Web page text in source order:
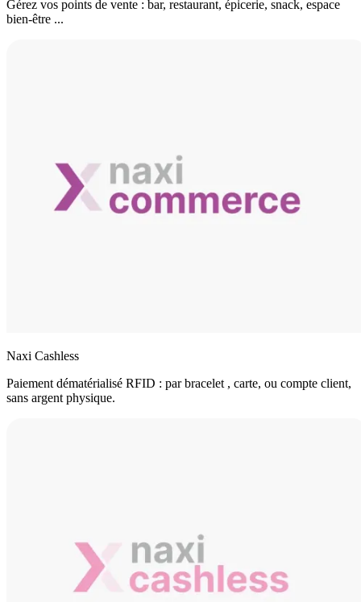
Gérez vos points de vente : bar, restaurant, épicerie, snack, espace
bien-être ...
Naxi Cashless
Paiement dématérialisé RFID : par bracelet , carte, ou compte client,
sans argent physique.